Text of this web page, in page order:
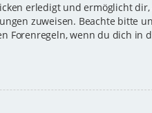
erledigt und ermöglicht
zuweisen. Beachte bitte
Forenregeln, wenn du dich in